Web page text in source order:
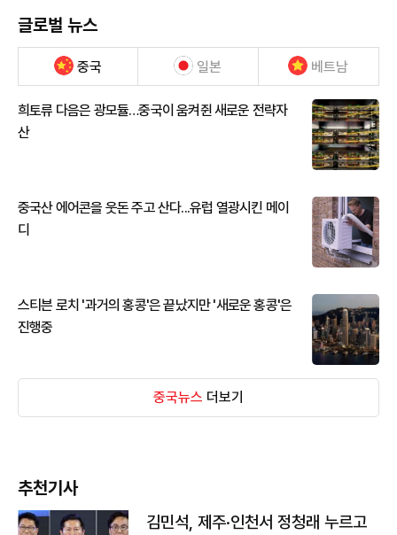
글로벌 뉴스
중국 일본 베트남
희토류 다음은 광모듈…중국이 움켜쥔 새로운 전략자
산
중국산 에어콘을 웃돈 주고 산다...유럽 열광시킨 메이
디
스티븐 로치 '과거의 홍콩'은 끝났지만 '새로운 홍콩'은
진행중
중국뉴스 더보기
추천기사
김민석, 제주·인천서 정청래 누르고